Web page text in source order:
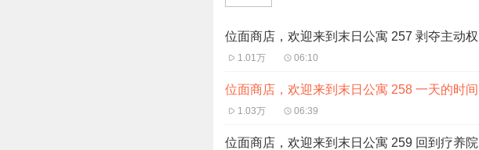
位面商店，欢迎来到末日公寓 257 剥夺主动权
1.01万 06:10
位面商店，欢迎来到末日公寓 258 一天的时间
1.03万 06:39
位面商店，欢迎来到末日公寓 259 回到疗养院